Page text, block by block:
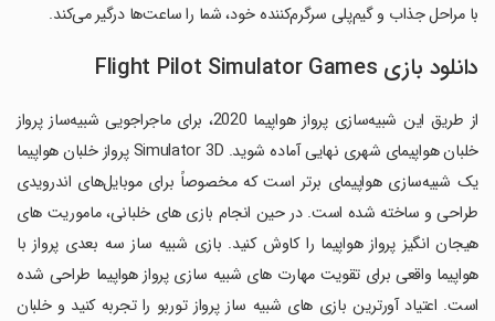
با مراحل جذاب و گیم‌پلی سرگرم‌کننده خود، شما را ساعت‌ها درگیر می‌کند.
دانلود بازی Flight Pilot Simulator Games
از طریق این شبیه‌سازی پرواز هواپیما 2020، برای ماجراجویی شبیه‌ساز پرواز
خلبان هواپیمای شهری نهایی آماده شوید. Simulator 3D پرواز خلبان هواپیما
یک شبیه‌سازی هواپیمای برتر است که مخصوصاً برای موبایل‌های اندرویدی
طراحی و ساخته شده است. در حین انجام بازی های خلبانی، ماموریت های
هیجان انگیز پرواز هواپیما را کاوش کنید. بازی شبیه ساز سه بعدی پرواز با
هواپیما واقعی برای تقویت مهارت های شبیه سازی پرواز هواپیما طراحی شده
است. اعتیاد آورترین بازی های شبیه ساز پرواز توربو را تجربه کنید و خلبان